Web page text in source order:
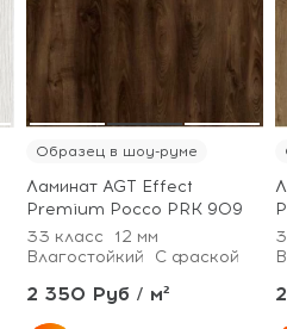
Образец в шоу-руме
Ламинат AGT Effect
Premium Россо PRK 909
33 класс
12 мм
Влагостойкий
С фаской
2 350 Руб / м²